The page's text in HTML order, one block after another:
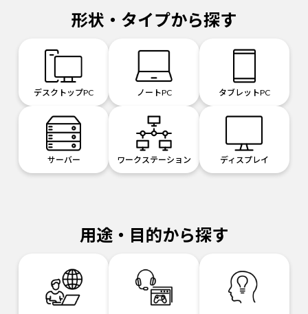
形状・タイプから探す
デスクトップPC ノートPC タブレットPC
サーバー ワークステーション ディスプレイ
用途・目的から探す